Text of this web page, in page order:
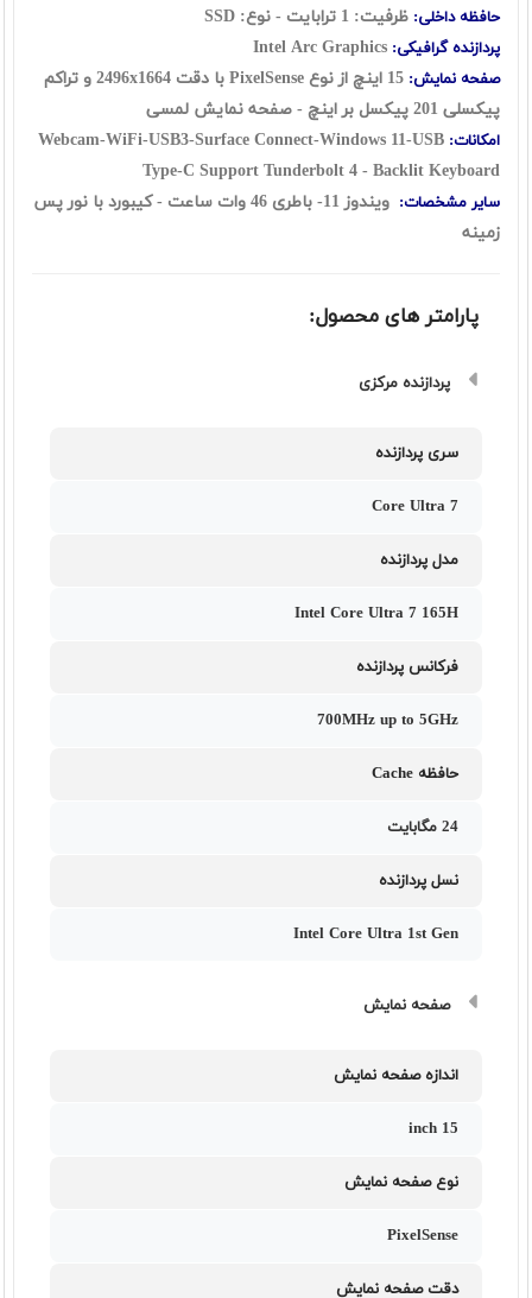
حافظه داخلی: ظرفیت: 1 ترابایت - نوع: SSD
پردازنده گرافیکی:
صفحه نمایش:
15 اینچ از نوع PixelSense با دقت 2496x1664 و تراکم
پیکسلی 201 پیکسل بر اینچ - صفحه نمایش لمسی
امکانات: Webcam-WiFi-USB3-Surface Connect-Windows 11-USB
Type-C Support Tunderbolt 4 - Backlit Keyboard
سایر مشخصات:
ویندوز 11- باطری 46 وات ساعت - کیبورد با نور پس
زمینه
پارامتر های محصول:
پردازنده مرکزی
سری پردازنده
Core Ultra 7
مدل پردازنده
Intel Core Ultra 7 165H
فرکانس پردازنده
700MHz up to 5GHz
حافظه Cache
24 مگابایت
نسل پردازنده
Intel Core Ultra 1st Gen
صفحه نمایش
اندازه صفحه نمایش
15 inch
نوع صفحه نمایش
PixelSense
دقت صفحه نمایش